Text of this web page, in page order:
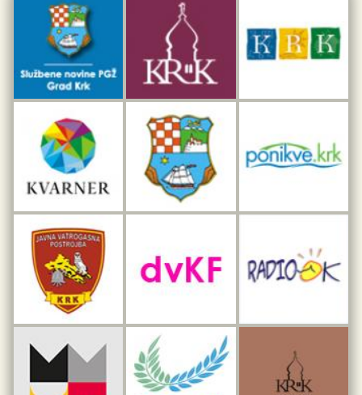
Dar iz Krka
Interpretacijski centar pomorske baštine